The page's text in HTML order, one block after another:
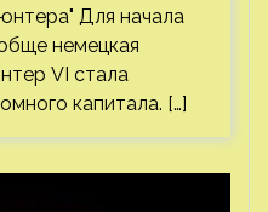
Для начала
немецкая
VI стала
капитала. […]